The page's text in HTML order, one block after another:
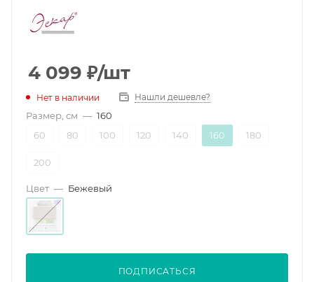
4 099 ₽/шт
Нет в наличии Нашли дешевле?
Размер, см — 160
60
80 100 120 140 160 180
200
Цвет — Бежевый
ПОДПИСАТЬСЯ